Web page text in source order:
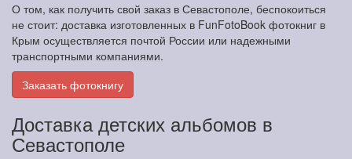
О том, как получить свой заказ в Севастополе, беспокоиться
не стоит: доставка изготовленных в FunFotoBook фотокниг в
Крым осуществляется почтой России или надежными
транспортными компаниями.
Заказать фотокнигу
Доставка детских альбомов в
Севастополе